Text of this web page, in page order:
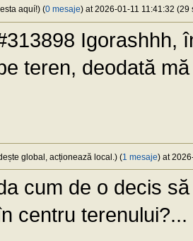
aquí!) (0 mesaje) at 2026-01-11 11:41:32 (29
Igorashhh,
teren, deodată
global, acționează local.) (1 mesaje) at
cum de o decis
centru terenului?...